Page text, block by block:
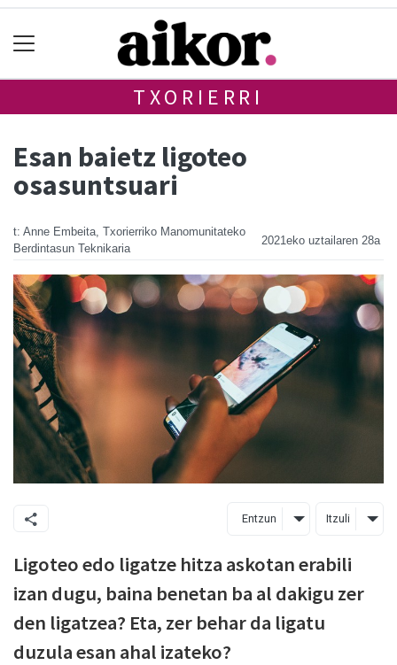
TXORIERRI
Esan baietz ligoteo
osasuntsuari
t: Anne Embeita, Txorierriko Manomunitateko
Berdintasun Teknikaria
2021eko uztailaren 28a
Entzun Itzuli
Ligoteo edo ligatze hitza askotan erabili
izan dugu, baina benetan ba al dakigu zer
den ligatzea? Eta, zer behar da ligatu
duzula esan ahal izateko?